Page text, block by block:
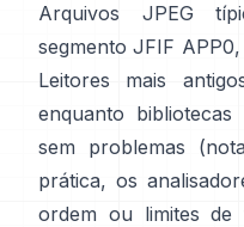
Arquivos JPEG
segmento JFIF
Leitores mais
enquanto bibliotecas
sem problemas (
prática, os
ordem ou limites